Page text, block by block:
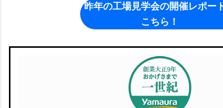
昨年の工場見学会の開催レポー
こちら！